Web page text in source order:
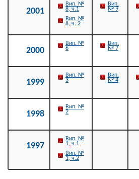
2001
Вип. №
8, ч.1
Вип. №
8, ч. 2
Вип.
№ 9
2000
Вип. №
6
Вип.
№ 7
1999
Вип. №
3
Вип.
№ 4
1998
Вип. №
2
1997
Вип. №
1, ч.1
Вип. №
1, ч.2